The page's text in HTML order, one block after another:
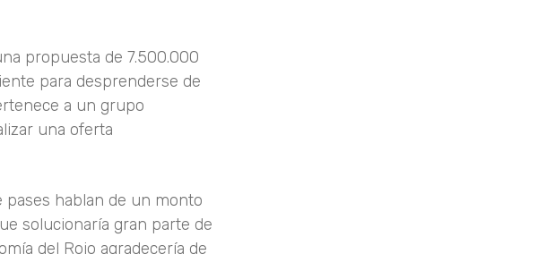
propuesta de 7.500.000
para desprenderse de
a un grupo
una oferta
pases hablan de un monto
solucionaría gran parte de
del Rojo agradecería de